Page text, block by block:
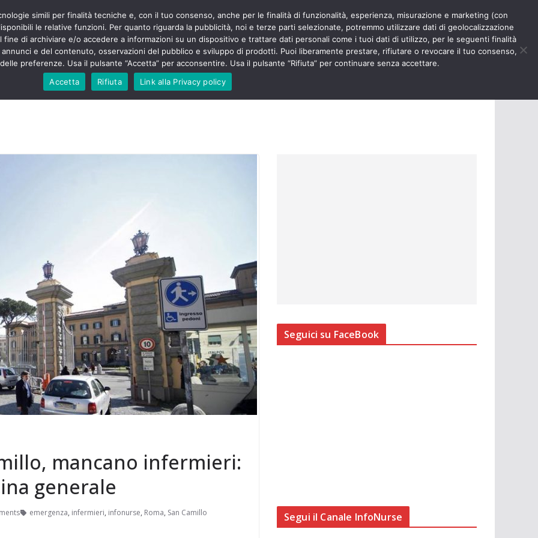
sono
senza
aggressioni
“tagli e
proclamato lo
Up contro
POLITICA STUDENTI SALUTE COMUNICATI CURIOSITÀ NURSE TIMES
mancano infermieri:
generale
emergenza, infermieri, infonurse, Roma, San Camillo
Seguici su FaceBook
Segui il Canale InfoNurse
simili per finalità tecniche e, con il tuo consenso, anche per le finalità di funzionalità, esperienza, misurazione e marketing (con
le relative funzioni. Per quanto riguarda la pubblicità, noi e terze parti selezionate, potremmo utilizzare dati di geolocalizzazione
fine di archiviare e/o accedere a informazioni su un dispositivo e trattare dati personali come i tuoi dati di utilizzo, per le seguenti finalità
e del contenuto, osservazioni del pubblico e sviluppo di prodotti. Puoi liberamente prestare, rifiutare o revocare il tuo consenso,
preferenze. Usa il pulsante “Accetta” per acconsentire. Usa il pulsante “Rifiuta” per continuare senza accettare.
Accetta
Rifiuta Link alla Privacy policy